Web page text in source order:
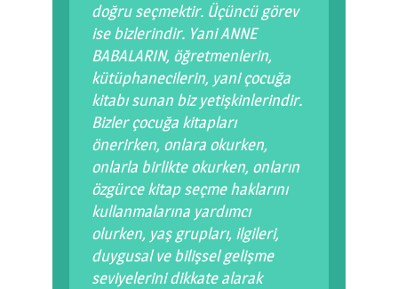
doğru seçmektir. Üçüncü görev
ise bizlerindir. Yani ANNE
BABALARIN, öğretmenlerin,
kütüphanecilerin, yani çocuğa
kitabı sunan biz yetişkinlerindir.
Bizler çocuğa kitapları
önerirken, onlara okurken,
onlarla birlikte okurken, onların
özgürce kitap seçme haklarını
kullanmalarına yardımcı
olurken, yaş grupları, ilgileri,
duygusal ve bilişsel gelişme
seviyelerini dikkate alarak